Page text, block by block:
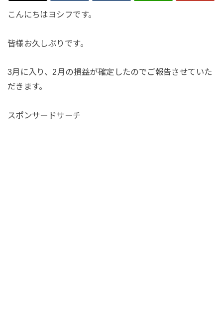
こんにちはヨシフです。
皆様お久しぶりです。
3月に入り、2月の損益が確定したのでご報告させていた
だきます。
スポンサードサーチ